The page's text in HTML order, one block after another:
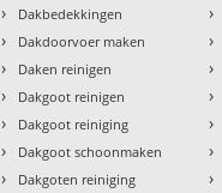
› Dakbedekkingen
› Dakdoorvoer maken
› Daken reinigen
› Dakgoot reinigen
› Dakgoot reiniging
› Dakgoot schoonmaken
› Dakgoten reiniging
›
›
›
›
›
›
›